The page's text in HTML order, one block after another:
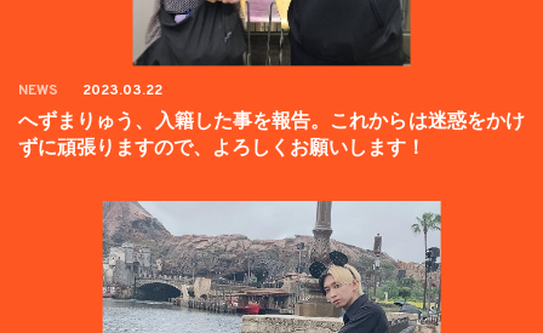
NEWS 2023.03.22
へずまりゅう、入籍した事を報告。これからは迷惑をかけ
ずに頑張りますので、よろしくお願いします！